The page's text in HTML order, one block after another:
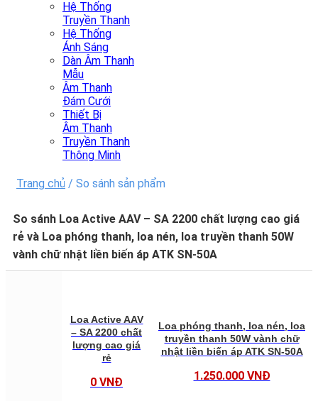
Hệ Thống
Truyền Thanh
Hệ Thống
Ánh Sáng
Dàn Âm Thanh
Mẫu
Âm Thanh
Đám Cưới
Thiết Bị
Âm Thanh
Truyền Thanh
Thông Minh
Trang chủ / So sánh sản phẩm
So sánh Loa Active AAV – SA 2200 chất lượng cao giá
rẻ và Loa phóng thanh, loa nén, loa truyền thanh 50W
vành chữ nhật liền biến áp ATK SN-50A
Loa Active AAV
– SA 2200 chất
lượng cao giá
rẻ
0 VNĐ
Loa phóng thanh, loa nén, loa
truyền thanh 50W vành chữ
nhật liền biến áp ATK SN-50A
1.250.000 VNĐ